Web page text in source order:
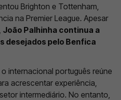
Brighton e Tottenham,
na Premier League. Apesar
João Palhinha continua a
desejados pelo Benfica
internacional português reúne
acrescentar experiência,
intermediário. No entanto,